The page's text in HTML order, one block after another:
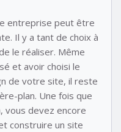
entreprise peut être
Il y a tant de choix à
le réaliser. Même
et avoir choisi le
de votre site, il reste
plan. Une fois que
vous devez encore
construire un site